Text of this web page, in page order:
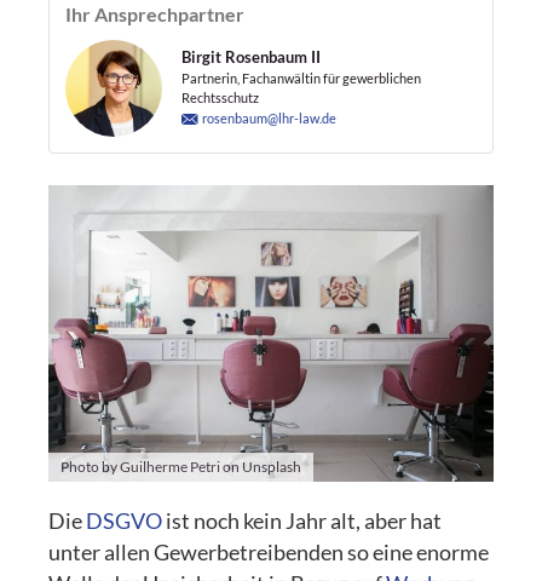
Ihr Ansprechpartner
Birgit Rosenbaum II
Partnerin, Fachanwältin für gewerblichen
Rechtsschutz
rosenbaum@lhr-law.de
Photo by Guilherme Petri on Unsplash
DieDSGVOist noch kein Jahr alt, aber hat
unter allen Gewerbetreibenden so eine enorme